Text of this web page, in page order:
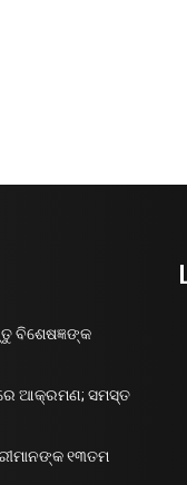
ବିଶେଷଜ୍ଞଙ୍କ
ଆକ୍ରମଣ; ସମସ୍ତ
୧୩ତମ